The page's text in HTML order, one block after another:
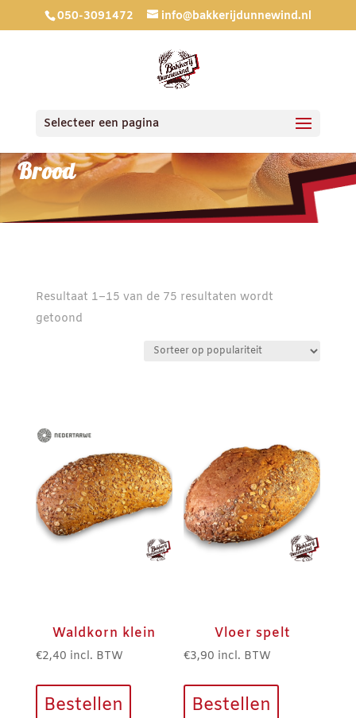
050-3091472 info@bakkerijdunnewind.nl
Selecteer een pagina
Brood
Resultaat 1–15 van de 75 resultaten wordt
getoondGesorteerd
Waldkorn klein
€2,40 incl. BTW
Bestellen
Vloer spelt
€3,90 incl. BTW
Bestellen